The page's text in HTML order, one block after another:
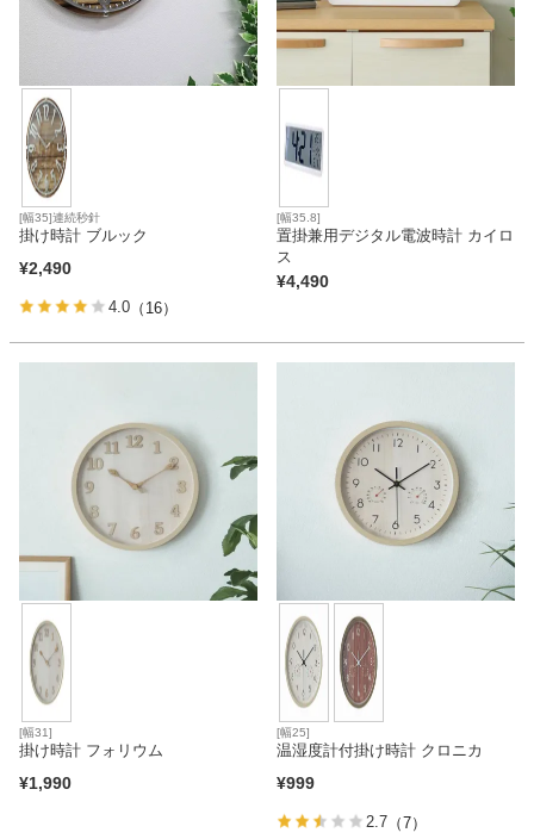
[幅35]連続秒針
掛け時計 ブルック
¥2,490
4.0 （16）
[幅35.8]
置掛兼用デジタル電波時計 カイロ
ス
¥4,490
[幅31]
掛け時計 フォリウム
¥1,990
[幅25]
温湿度計付掛け時計 クロニカ
¥999
2.7 （7）